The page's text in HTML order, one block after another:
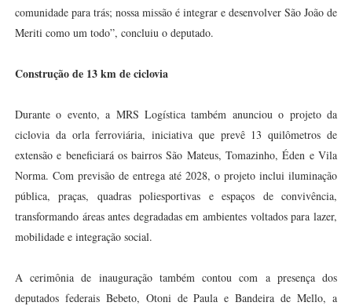
comunidade para trás; nossa missão é integrar e desenvolver São João de
Meriti como um todo”, concluiu o deputado.
Construção de 13 km de ciclovia
Durante o evento, a MRS Logística também anunciou o projeto da
ciclovia da orla ferroviária, iniciativa que prevê 13 quilômetros de
extensão e beneficiará os bairros São Mateus, Tomazinho, Éden e Vila
Norma. Com previsão de entrega até 2028, o projeto inclui iluminação
pública, praças, quadras poliesportivas e espaços de convivência,
transformando áreas antes degradadas em ambientes voltados para lazer,
mobilidade e integração social.
A cerimônia de inauguração também contou com a presença dos
deputados federais Bebeto, Otoni de Paula e Bandeira de Mello, a